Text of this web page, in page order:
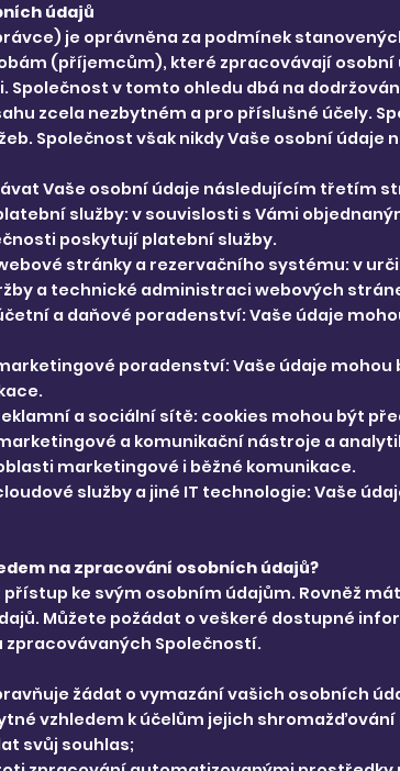
údajů
je oprávněna za podmínek
(příjemcům), které zpracovávají
Společnost v tomto ohledu dbá na
zcela nezbytném a pro příslušné účely.
Společnost však nikdy Vaše osobní
Vaše osobní údaje následujícím třetím
služby: v souvislosti s Vámi
poskytují platební služby.
stránky a rezervačního systému: v
a technické administraci webových
a daňové poradenství: Vaše údaje
poradenství: Vaše údaje
a sociální sítě: cookies mohou být
a komunikační nástroje a
marketingové i běžné komunikace.
služby a jiné IT technologie: Vaše
na zpracování osobních údajů?
ke svým osobním údajům. Rovněž
Můžete požádat o veškeré dostupné
Společností.
žádat o vymazání vašich osobních
vzhledem k účelům jejich
svůj souhlas;